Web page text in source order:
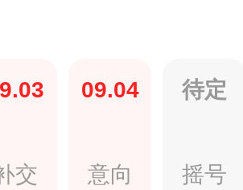
交
09.04
意向
待定
摇号